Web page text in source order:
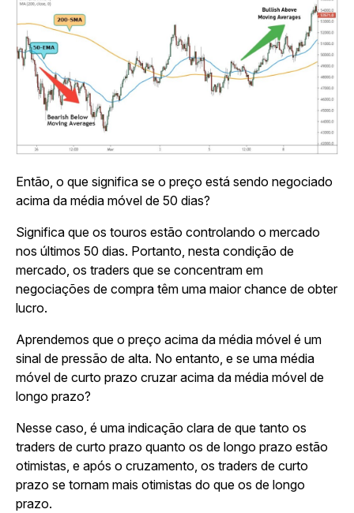
Então, o que significa se o preço está sendo negociado
acima da média móvel de 50 dias?
Significa que os touros estão controlando o mercado
nos últimos 50 dias. Portanto, nesta condição de
mercado, os traders que se concentram em
negociações de compra têm uma maior chance de obter
lucro.
Aprendemos que o preço acima da média móvel é um
sinal de pressão de alta. No entanto, e se uma média
móvel de curto prazo cruzar acima da média móvel de
longo prazo?
Nesse caso, é uma indicação clara de que tanto os
traders de curto prazo quanto os de longo prazo estão
otimistas, e após o cruzamento, os traders de curto
prazo se tornam mais otimistas do que os de longo
prazo.